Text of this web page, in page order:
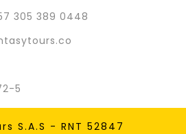
305 389 0448
5
S.A.S - RNT 52847